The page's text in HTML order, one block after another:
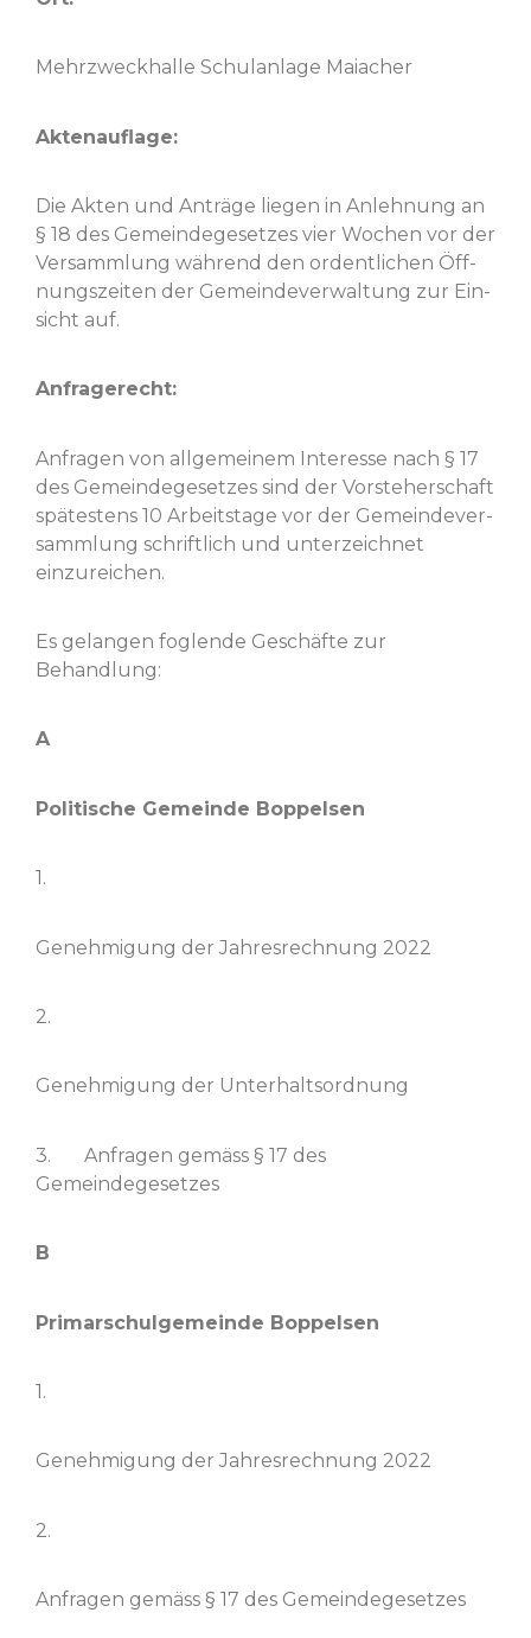
Mehrzweck­halle Schu­lan­lage Maiacher
Akte­nau­flage:
Die Akten und Anträge liegen in Anlehnung an
§ 18 des Gemein­dege­set­zes vier Wochen vor der
Ver­samm­lung während den ordentlichen Öff­
nungszeit­en der Gemein­de­v­er­wal­tung zur Ein­
sicht auf.
Anfragerecht:
Anfra­gen von all­ge­meinem Inter­esse nach § 17
des Gemein­dege­set­zes sind der Vorste­herschaft
spätestens 10 Arbeit­stage vor der Gemein­de­v­er­
samm­lung schriftlich und unterze­ich­net
einzureichen.
Es gelan­gen foglende Geschäfte zur
Behandlung:
A
Poli­tis­che Gemeinde Boppelsen
1.
Genehmi­gung der Jahres­rech­nung 2022
2.
Genehmi­gung der Unterhaltsordnung
3. Anfra­gen gemäss § 17 des
Gemeindegesetzes
B
Pri­marschul­ge­meinde Boppelsen
1.
Genehmi­gung der Jahres­rech­nung 2022
2.
Anfra­gen gemäss § 17 des Gemeindegesetzes